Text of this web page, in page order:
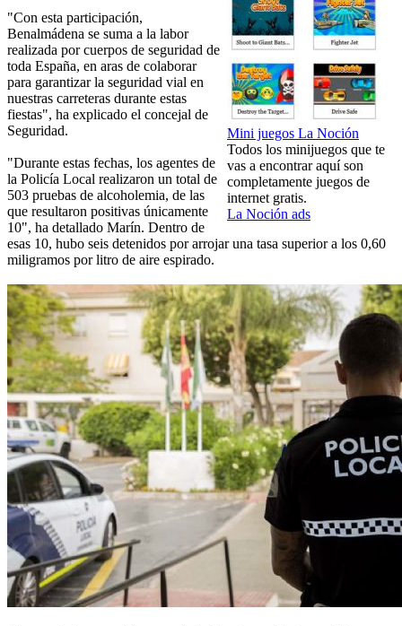
Mini juegos La Noción
Todos los minijuegos que te
vas a encontrar aquí son
completamente juegos de
internet gratis.
La Noción ads
"Con esta participación,
Benalmádena se suma a la labor
realizada por cuerpos de seguridad de
toda España, en aras de colaborar
para garantizar la seguridad vial en
nuestras carreteras durante estas
fiestas", ha explicado el concejal de
Seguridad.
"Durante estas fechas, los agentes de
la Policía Local realizaron un total de
503 pruebas de alcoholemia, de las
que resultaron positivas únicamente
10", ha detallado Marín. Dentro de
esas 10, hubo seis detenidos por arrojar una tasa superior a los 0,60
miligramos por litro de aire espirado.